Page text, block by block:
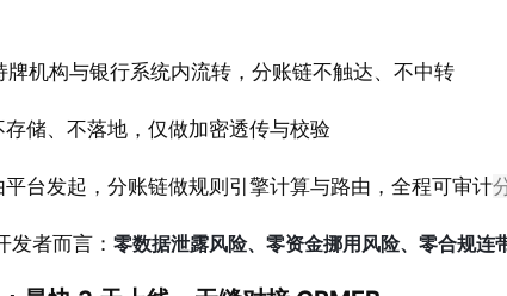
牌机构与银行系统内流转，分账链不触达、不中转
存储、不落地，仅做加密透传与校验
平台发起，分账链做规则引擎计算与路由，全程可审计
发者而言： 零数据泄露风险、零资金挪用风险、零合规连